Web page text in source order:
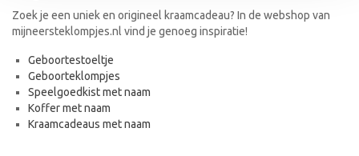
Zoek je een uniek en origineel kraamcadeau? In de webshop van
mijneersteklompjes.nl vind je genoeg inspiratie!
Geboortestoeltje
Geboorteklompjes
Speelgoedkist met naam
Koffer met naam
Kraamcadeaus met naam